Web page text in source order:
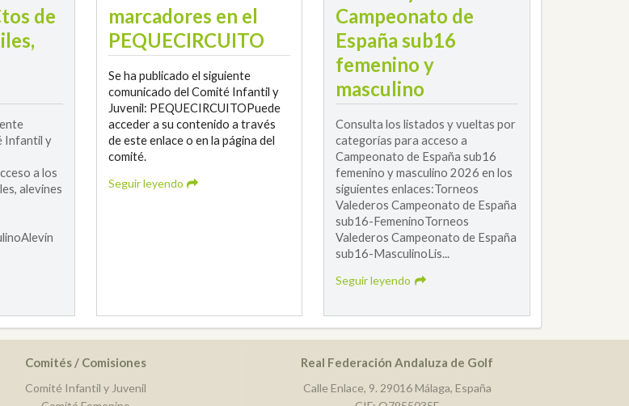
de
Infantil y
a los
alevines
marcadores en el
PEQUECIRCUITO
Se ha publicado el siguiente
comunicado del Comité Infantil y
Juvenil: PEQUECIRCUITOPuede
acceder a su contenido a través
de este enlace o en la página del
comité.
Seguir leyendo
Campeonato de
España sub16
femenino y
masculino
Consulta los listados y vueltas por
categorías para acceso a
Campeonato de España sub16
femenino y masculino 2026 en los
siguientes enlaces:Torneos
Valederos Campeonato de España
sub16-FemeninoTorneos
Valederos Campeonato de España
sub16-MasculinoLis...
Seguir leyendo
Comités / Comisiones
Comité Infantil y Juvenil
Real Federación Andaluza de Golf
Calle Enlace, 9. 29016 Málaga, España